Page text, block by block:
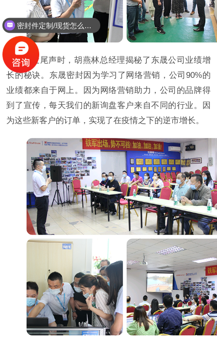
接近尾声时，胡燕林总经理揭秘了东晟公司业绩增
长的秘诀。东晟密封因为学习了网络营销，公司90%的
业绩都来自于网上。因为网络营销助力，公司的品牌得
到了宣传，每天我们的新询盘客户来自不同的行业。因
为这些新客户的订单，实现了在疫情之下的逆市增长。
密封件定制/现货怎么报价，起订量多少？
能定制耐高温耐腐蚀密封件吗？